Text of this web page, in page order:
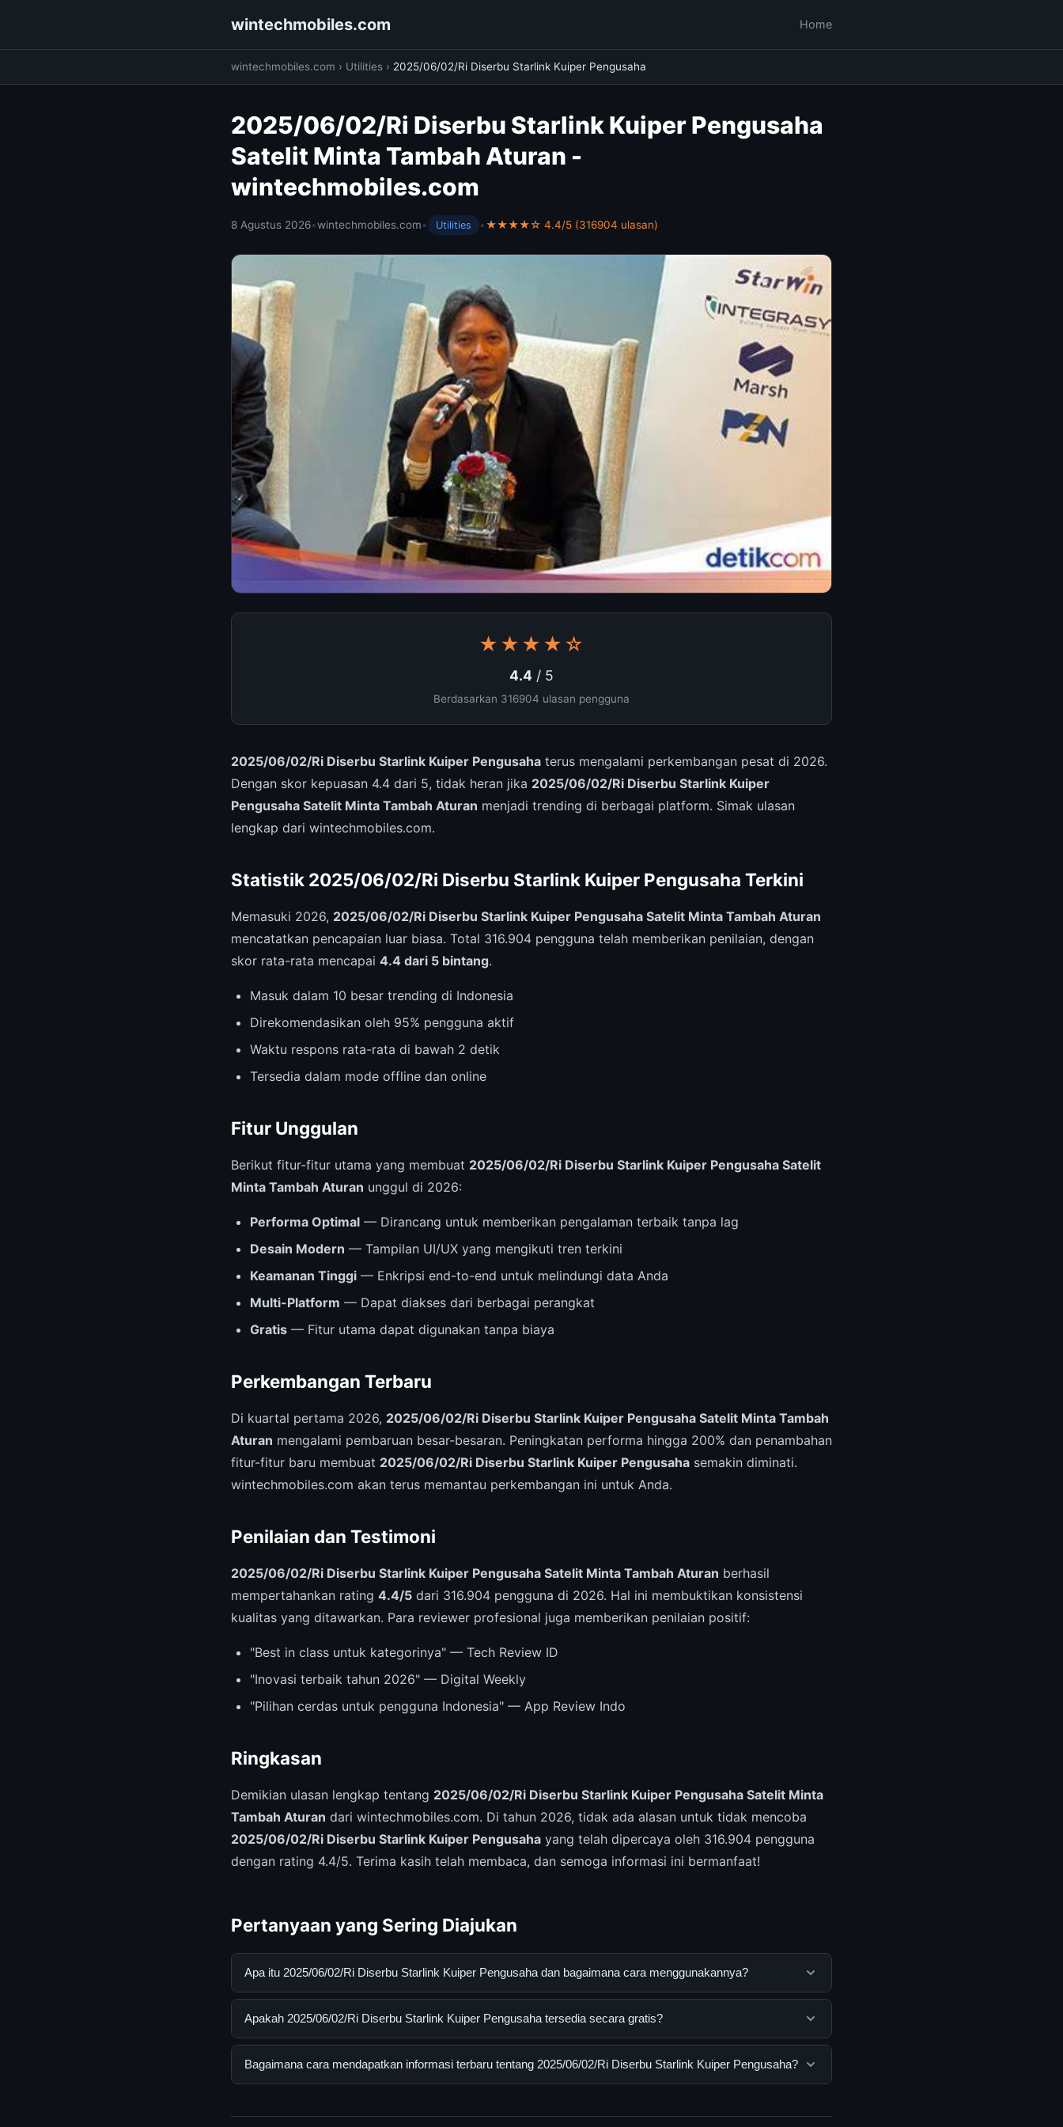
wintechmobiles.com Home
wintechmobiles.com › Utilities › 2025/06/02/Ri Diserbu Starlink Kuiper Pengusaha
2025/06/02/Ri Diserbu Starlink Kuiper Pengusaha
Satelit Minta Tambah Aturan -
wintechmobiles.com
8 Agustus 2026•wintechmobiles.com• Utilities •★★★★☆ 4.4/5 (316904 ulasan)
★★★★☆
4.4 / 5
Berdasarkan 316904 ulasan pengguna
2025/06/02/Ri Diserbu Starlink Kuiper Pengusaha terus mengalami perkembangan pesat di 2026.
Dengan skor kepuasan 4.4 dari 5, tidak heran jika 2025/06/02/Ri Diserbu Starlink Kuiper
Pengusaha Satelit Minta Tambah Aturan menjadi trending di berbagai platform. Simak ulasan
lengkap dari wintechmobiles.com.
Statistik 2025/06/02/Ri Diserbu Starlink Kuiper Pengusaha Terkini
Memasuki 2026, 2025/06/02/Ri Diserbu Starlink Kuiper Pengusaha Satelit Minta Tambah Aturan
mencatatkan pencapaian luar biasa. Total 316.904 pengguna telah memberikan penilaian, dengan
skor rata-rata mencapai 4.4 dari 5 bintang.
Masuk dalam 10 besar trending di Indonesia
Direkomendasikan oleh 95% pengguna aktif
Waktu respons rata-rata di bawah 2 detik
Tersedia dalam mode offline dan online
Fitur Unggulan
Berikut fitur-fitur utama yang membuat 2025/06/02/Ri Diserbu Starlink Kuiper Pengusaha Satelit
Minta Tambah Aturan unggul di 2026:
Performa Optimal — Dirancang untuk memberikan pengalaman terbaik tanpa lag
Desain Modern — Tampilan UI/UX yang mengikuti tren terkini
Keamanan Tinggi — Enkripsi end-to-end untuk melindungi data Anda
Multi-Platform — Dapat diakses dari berbagai perangkat
Gratis — Fitur utama dapat digunakan tanpa biaya
Perkembangan Terbaru
Di kuartal pertama 2026, 2025/06/02/Ri Diserbu Starlink Kuiper Pengusaha Satelit Minta Tambah
Aturan mengalami pembaruan besar-besaran. Peningkatan performa hingga 200% dan penambahan
fitur-fitur baru membuat 2025/06/02/Ri Diserbu Starlink Kuiper Pengusaha semakin diminati.
wintechmobiles.com akan terus memantau perkembangan ini untuk Anda.
Penilaian dan Testimoni
2025/06/02/Ri Diserbu Starlink Kuiper Pengusaha Satelit Minta Tambah Aturan berhasil
mempertahankan rating 4.4/5 dari 316.904 pengguna di 2026. Hal ini membuktikan konsistensi
kualitas yang ditawarkan. Para reviewer profesional juga memberikan penilaian positif:
"Best in class untuk kategorinya" — Tech Review ID
"Inovasi terbaik tahun 2026" — Digital Weekly
"Pilihan cerdas untuk pengguna Indonesia" — App Review Indo
Ringkasan
Demikian ulasan lengkap tentang 2025/06/02/Ri Diserbu Starlink Kuiper Pengusaha Satelit Minta
Tambah Aturan dari wintechmobiles.com. Di tahun 2026, tidak ada alasan untuk tidak mencoba
2025/06/02/Ri Diserbu Starlink Kuiper Pengusaha yang telah dipercaya oleh 316.904 pengguna
dengan rating 4.4/5. Terima kasih telah membaca, dan semoga informasi ini bermanfaat!
Pertanyaan yang Sering Diajukan
Apa itu 2025/06/02/Ri Diserbu Starlink Kuiper Pengusaha dan bagaimana cara menggunakannya?
2025/06/02/Ri Diserbu Starlink Kuiper Pengusaha adalah layanan digital yang dirancang untuk membantu
mengunjungi situs resmi dan mengikuti panduan yang tersedia.
Apakah 2025/06/02/Ri Diserbu Starlink Kuiper Pengusaha tersedia secara gratis?
Ya, 2025/06/02/Ri Diserbu Starlink Kuiper Pengusaha dapat diakses secara gratis oleh semua pengguna.
Bagaimana cara mendapatkan informasi terbaru tentang 2025/06/02/Ri Diserbu Starlink Kuiper Pengusaha?